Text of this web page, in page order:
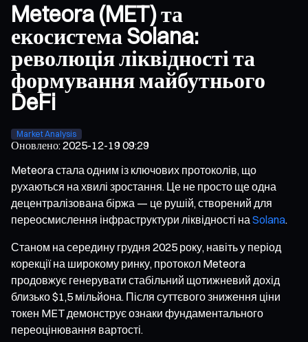
Meteora (MET) та
екосистема Solana:
революція ліквідності та
формування майбутнього
DeFi
Market Analysis
Оновлено:2025-12-19 09:29
Meteora стала одним із ключових протоколів, що
рухаються на хвилі зростання. Це не просто ще одна
децентралізована біржа — це рушій, створений для
переосмислення інфраструктури ліквідності на Solana.
Станом на середину грудня 2025 року, навіть у період
корекції на широкому ринку, протокол Meteora
продовжує генерувати стабільний щотижневий дохід
близько $1,5 мільйона. Після суттєвого зниження ціни
токен MET демонструє ознаки фундаментального
переоцінювання вартості.